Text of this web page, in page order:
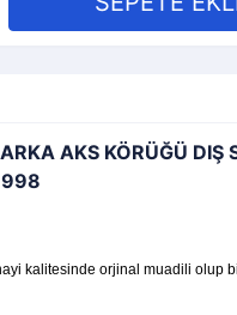
AKS KÖRÜĞÜ DIŞ
kalitesinde orjinal muadili olup